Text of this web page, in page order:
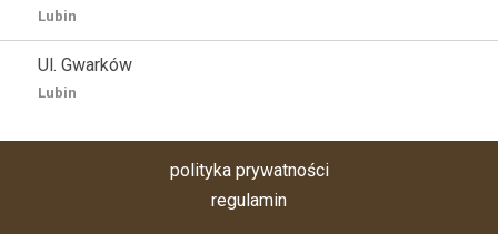
Lubin
Ul. Gwarków
Lubin
polityka prywatności
regulamin